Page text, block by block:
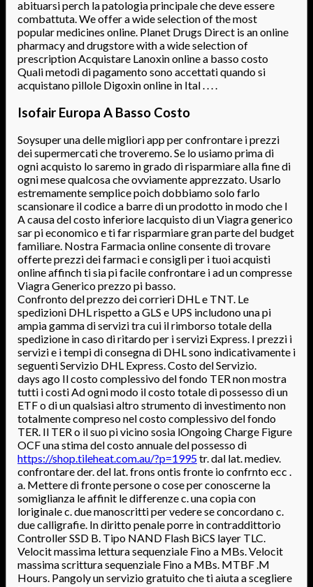
abituarsi perch la patologia principale che deve essere
combattuta. We offer a wide selection of the most
popular medicines online. Planet Drugs Direct is an online
pharmacy and drugstore with a wide selection of
prescription Acquistare Lanoxin online a basso costo
Quali metodi di pagamento sono accettati quando si
acquistano pillole Digoxin online in Ital . . . .
Isofair Europa A Basso Costo
Soysuper una delle migliori app per confrontare i prezzi
dei supermercati che troveremo. Se lo usiamo prima di
ogni acquisto lo saremo in grado di risparmiare alla fine di
ogni mese qualcosa che ovviamente apprezzato. Usarlo
estremamente semplice poich dobbiamo solo farlo
scansionare il codice a barre di un prodotto in modo che l
A causa del costo inferiore lacquisto di un Viagra generico
sar pi economico e ti far risparmiare gran parte del budget
familiare. Nostra Farmacia online consente di trovare
offerte prezzi dei farmaci e consigli per i tuoi acquisti
online affinch ti sia pi facile confrontare i ad un compresse
Viagra Generico prezzo pi basso.
Confronto del prezzo dei corrieri DHL e TNT. Le
spedizioni DHL rispetto a GLS e UPS includono una pi
ampia gamma di servizi tra cui il rimborso totale della
spedizione in caso di ritardo per i servizi Express. I prezzi i
servizi e i tempi di consegna di DHL sono indicativamente i
seguenti Servizio DHL Express. Costo del Servizio.
days ago Il costo complessivo del fondo TER non mostra
tutti i costi Ad ogni modo il costo totale di possesso di un
ETF o di un qualsiasi altro strumento di investimento non
totalmente compreso nel costo complessivo del fondo
TER. Il TER o il suo pi vicino sosia lOngoing Charge Figure
OCF una stima del costo annuale del possesso di
https://shop.tileheat.com.au/?p=1995tr. dal lat. mediev.
confrontare der. del lat. frons ontis fronte io confrnto ecc .
a. Mettere di fronte persone o cose per conoscerne la
somiglianza le affinit le differenze c. una copia con
loriginale c. due manoscritti per vedere se concordano c.
due calligrafie. In diritto penale porre in contraddittorio
Controller SSD B. Tipo NAND Flash BiCS layer TLC.
Velocit massima lettura sequenziale Fino a MBs. Velocit
massima scrittura sequenziale Fino a MBs. MTBF .M
Hours. Pangoly un servizio gratuito che ti aiuta a scegliere